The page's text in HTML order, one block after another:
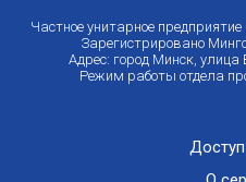
Частное унитарное
Зарегистрировано
Адрес: город Минск,
Режим работы отдела